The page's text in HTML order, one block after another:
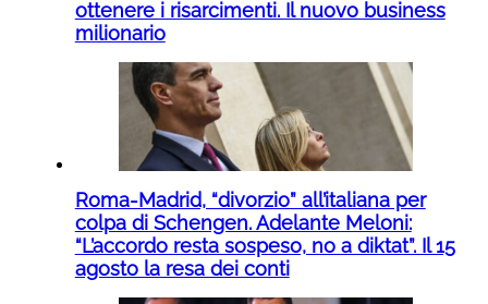
ottenere i risarcimenti. Il nuovo business
milionario
Roma-Madrid, “divorzio” all’italiana per
colpa di Schengen. Adelante Meloni:
“L’accordo resta sospeso, no a diktat”. Il 15
agosto la resa dei conti